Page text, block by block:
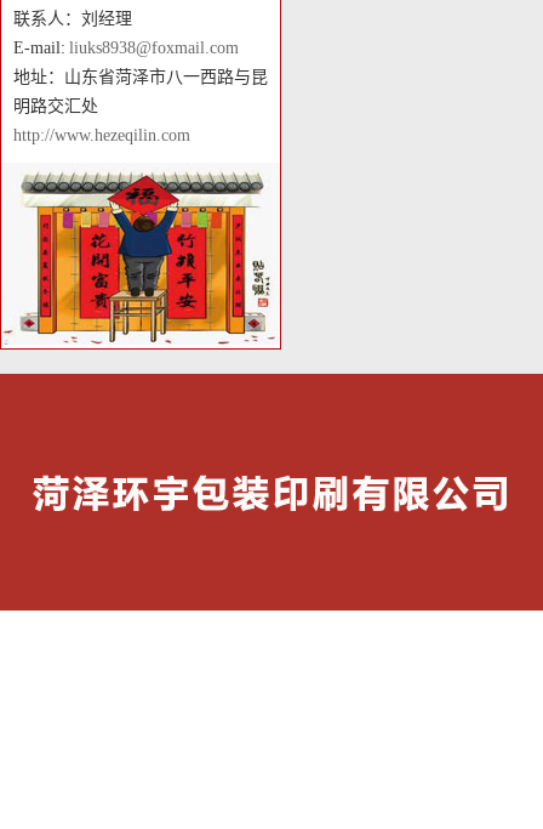
联系人：刘经理
E-mail: liuks8938@foxmail.com
地址：山东省菏泽市八一西路与昆
明路交汇处
http://www.hezeqilin.com